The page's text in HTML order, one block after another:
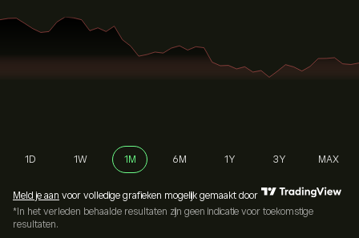
1D 1W 1M 6M 1Y 3Y MAX
Meld je aan voor volledige grafieken mogelijk gemaakt door
*In het verleden behaalde resultaten zijn geen indicatie voor toekomstige
resultaten.